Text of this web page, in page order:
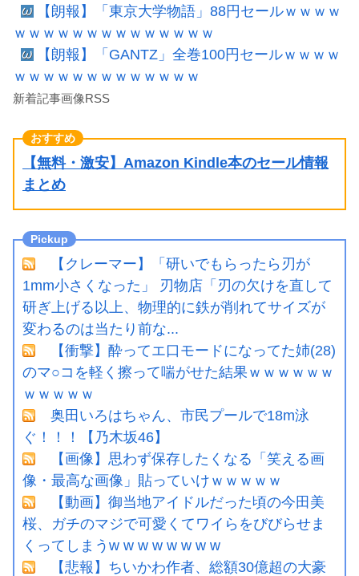
【朗報】「東京大学物語」88円セールｗｗｗｗ
ｗｗｗｗｗｗｗｗｗｗｗｗｗｗ
【朗報】「GANTZ」全巻100円セールｗｗｗｗ
ｗｗｗｗｗｗｗｗｗｗｗｗｗ
新着記事画像RSS
【無料・激安】Amazon Kindle本のセール情報
まとめ
【クレーマー】「研いでもらったら刃が
1mm小さくなった」 刃物店「刃の欠けを直して
研ぎ上げる以上、物理的に鉄が削れてサイズが
変わるのは当たり前な...
【衝撃】酔ってエ口モードになってた姉(28)
のマ○コを軽く擦って喘がせた結果ｗｗｗｗｗｗ
ｗｗｗｗｗ
奥田いろはちゃん、市民プールで18m泳
ぐ！！！【乃木坂46】
【画像】思わず保存したくなる「笑える画
像・最高な画像」貼っていけｗｗｗｗｗ
【動画】御当地アイドルだった頃の今田美
桜、ガチのマジで可愛くてワイらをびびらせま
くってしまうw w w w w w w w
【悲報】ちいかわ作者、総額30億超の大豪